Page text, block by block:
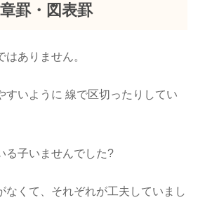
罫・図表罫
ありません。
すいように 線で区切ったりしてい
る子いませんでした?
なくて、それぞれが工夫していまし